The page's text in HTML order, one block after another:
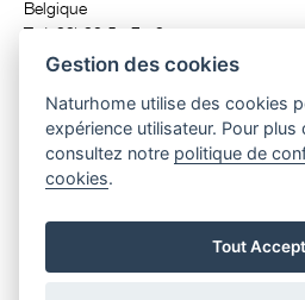
Belgique
info@naturhome.be
© 2026 Naturhome.All rights reserved.
maison écologique en bois|ossature bois|
belgique|maison de luxe belgique
Gestion des cookies
Naturhome utilise des cookies
expérience utilisateur. Pour
consultez notre politique de
cookies.
Tout